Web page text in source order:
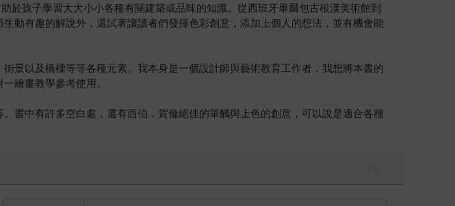
於孩子學習大大小小各種有關建築或品味的知識。從西班牙畢爾包古根漢美術館到
動有趣的解說外，還試著讓讀者們發揮色彩創意，添加上個人的想法，並有機會能
景以及橋樑等等各種元素。我本身是一個設計師與藝術教育工作者，我想將本書的
繪畫教學參考使用。
書中有許多空白處，還有西伯．賀倫絕佳的筆觸與上色的創意，可以說是適合各種